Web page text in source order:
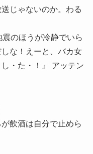
じゃないのか。わる
のほうが冷静でいら
な！えーと、バカ女
・た・！』 アッテン
飲酒は自分で止めら